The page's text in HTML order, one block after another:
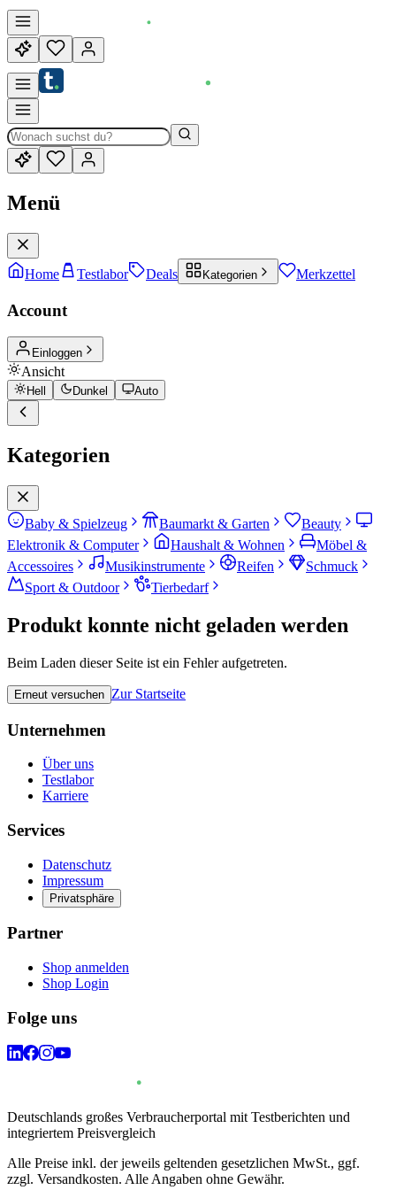
Menü
Home Testlabor Deals Kategorien Merkzettel
Account
Einloggen
Ansicht
Hell Dunkel Auto
Kategorien
Baby & Spielzeug Baumarkt & Garten
Beauty
Elektronik & Computer
Haushalt & Wohnen
Möbel &
Accessoires
Musikinstrumente Reifen
Schmuck
Sport & Outdoor
Tierbedarf
Produkt konnte nicht geladen werden
Beim Laden dieser Seite ist ein Fehler aufgetreten.
Erneut versuchen Zur Startseite
Unternehmen
Über uns
Testlabor
Karriere
Services
Datenschutz
Impressum
Privatsphäre
Partner
Shop anmelden
Shop Login
Folge uns
Deutschlands großes Verbraucherportal mit Testberichten und
integriertem Preisvergleich
Alle Preise inkl. der jeweils geltenden gesetzlichen MwSt., ggf.
zzgl. Versandkosten. Alle Angaben ohne Gewähr.